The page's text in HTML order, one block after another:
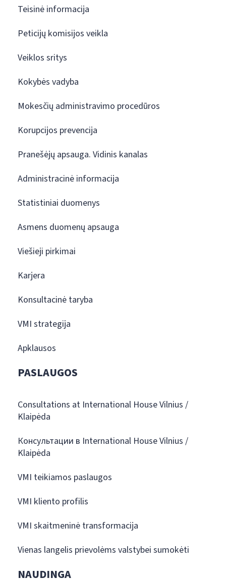
Teisinė informacija
Peticijų komisijos veikla
Veiklos sritys
Kokybės vadyba
Mokesčių administravimo procedūros
Korupcijos prevencija
Pranešėjų apsauga. Vidinis kanalas
Administracinė informacija
Statistiniai duomenys
Asmens duomenų apsauga
Viešieji pirkimai
Karjera
Konsultacinė taryba
VMI strategija
Apklausos
PASLAUGOS
Consultations at International House Vilnius /
Klaipėda
Консультации в International House Vilnius /
Klaipėda
VMI teikiamos paslaugos
VMI kliento profilis
VMI skaitmeninė transformacija
Vienas langelis prievolėms valstybei sumokėti
NAUDINGA